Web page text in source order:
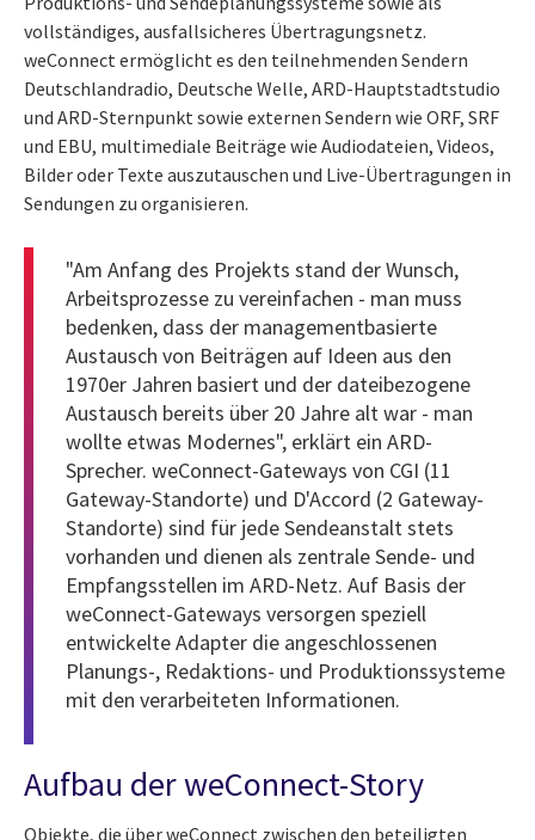
vollständiges, ausfallsicheres Übertragungsnetz.
weConnect ermöglicht es den teilnehmenden Sendern
Deutschlandradio, Deutsche Welle, ARD-Hauptstadtstudio
und ARD-Sternpunkt sowie externen Sendern wie ORF, SRF
und EBU, multimediale Beiträge wie Audiodateien, Videos,
Bilder oder Texte auszutauschen und Live-Übertragungen in
Sendungen zu organisieren.
"Am Anfang des Projekts stand der Wunsch,
Arbeitsprozesse zu vereinfachen - man muss
bedenken, dass der managementbasierte
Austausch von Beiträgen auf Ideen aus den
1970er Jahren basiert und der dateibezogene
Austausch bereits über 20 Jahre alt war - man
wollte etwas Modernes", erklärt ein ARD-
Sprecher. weConnect-Gateways von CGI (11
Gateway-Standorte) und D'Accord (2 Gateway-
Standorte) sind für jede Sendeanstalt stets
vorhanden und dienen als zentrale Sende- und
Empfangsstellen im ARD-Netz. Auf Basis der
weConnect-Gateways versorgen speziell
entwickelte Adapter die angeschlossenen
Planungs-, Redaktions- und Produktionssysteme
mit den verarbeiteten Informationen.
Aufbau der weConnect-Story
Objekte, die über weConnect zwischen den beteiligten